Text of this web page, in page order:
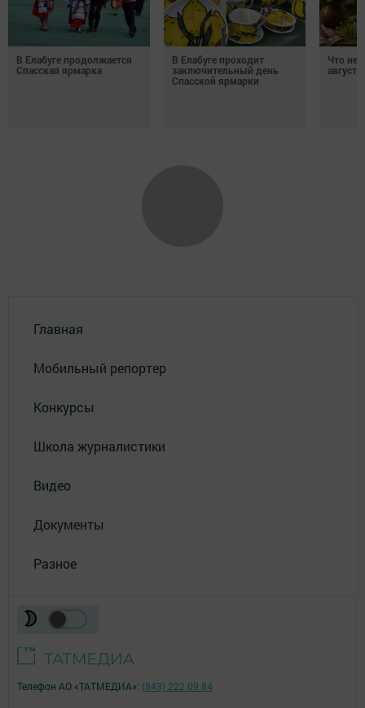
В Елабуге продолжается
Спасская ярмарка
В Елабуге проходит
заключительный день
Спасской ярмарки
Что
Главная
Мобильный репортер
Конкурсы
Школа журналистики
Видео
Документы
Разное
Телефон АО «ТАТМЕДИА»: (843) 222 09 84